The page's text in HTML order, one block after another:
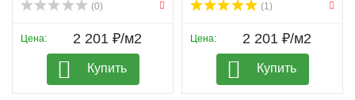
(0)
Цена: 2 201 ₽/м2
Купить
(1)
Цена: 2 201 ₽/м2
Купить